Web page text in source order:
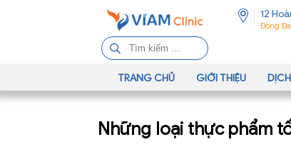
12
Đống
ì
m
k
ế
TRANG CHỦ GIỚI THIỆU
Những loại thực phẩm